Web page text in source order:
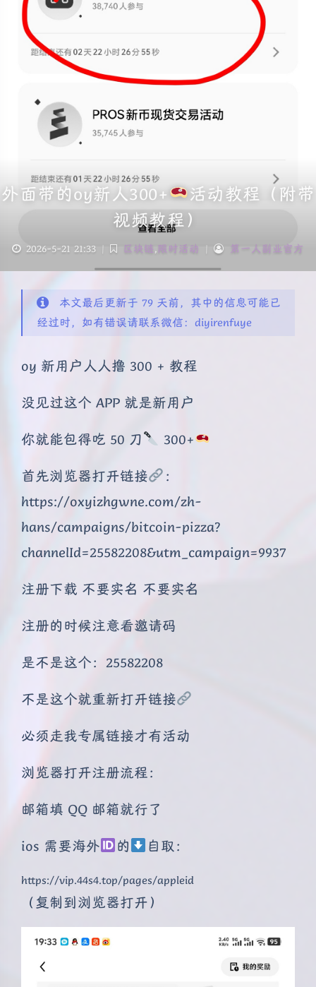
外面带的oy新人300+
活动教程（附带
视频教程）
2026-5-21 21:33 | 区块链, 限时活动 | 第一人副业官方
本文最后更新于 79 天前，其中的信息可能已
经过时，如有错误请联系微信：diyirenfuye
oy 新用户人人撸 300 + 教程
没见过这个 APP 就是新用户
你就能包得吃 50 刀 300+
首先浏览器打开链接
：
https://oxyizhgwne.com/zh-
hans/campaigns/bitcoin-pizza?
channelId=25582208&utm_campaign=9937
注册下载 不要实名 不要实名
注册的时候注意看邀请码
是不是这个：25582208
不是这个就重新打开链接
必须走我专属链接才有活动
浏览器打开注册流程：
邮箱填 QQ 邮箱就行了
ios 需要海外 的 自取：
https://vip.44s4.top/pages/appleid
（复制到浏览器打开）